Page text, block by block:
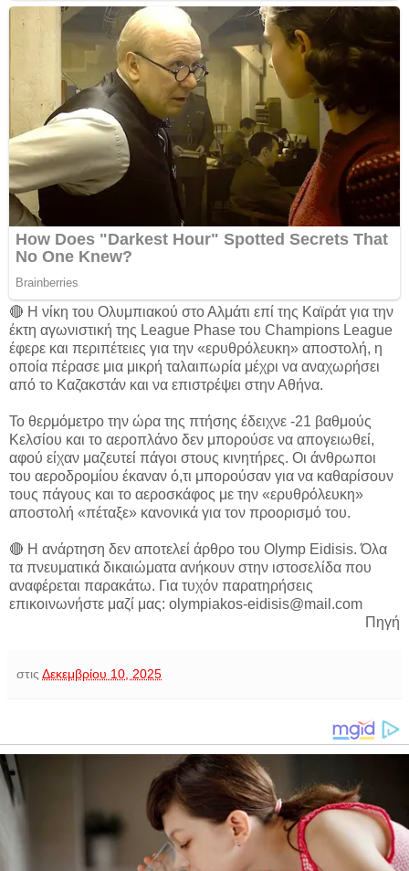
🔴 Η νίκη του Ολυμπιακού στο Αλμάτι επί της Καϊράτ για την
έκτη αγωνιστική της League Phase του Champions League
έφερε και περιπέτειες για την «ερυθρόλευκη» αποστολή, η
οποία πέρασε μια μικρή ταλαιπωρία μέχρι να αναχωρήσει
από το Καζακστάν και να επιστρέψει στην Αθήνα.
Το θερμόμετρο την ώρα της πτήσης έδειχνε -21 βαθμούς
Κελσίου και το αεροπλάνο δεν μπορούσε να απογειωθεί,
αφού είχαν μαζευτεί πάγοι στους κινητήρες. Οι άνθρωποι
του αεροδρομίου έκαναν ό,τι μπορούσαν για να καθαρίσουν
τους πάγους και το αεροσκάφος με την «ερυθρόλευκη»
αποστολή «πέταξε» κανονικά για τον προορισμό του.
🔴 Η ανάρτηση δεν αποτελεί άρθρο του Olymp Eidisis. Όλα
τα πνευματικά δικαιώματα ανήκουν στην ιστοσελίδα που
αναφέρεται παρακάτω. Για τυχόν παρατηρήσεις
επικοινωνήστε μαζί μας: olympiakos-eidisis@mail.com
Πηγή
στις Δεκεμβρίου 10, 2025